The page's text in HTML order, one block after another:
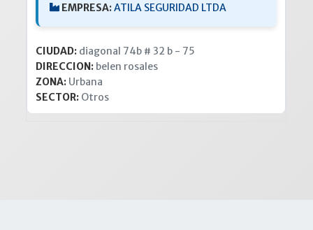
EMPRESA:ATILA SEGURIDAD LTDA
CIUDAD: diagonal 74b # 32 b - 75
DIRECCION: belen rosales
ZONA: Urbana
SECTOR: Otros